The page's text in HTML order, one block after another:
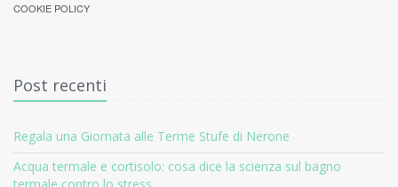
COOKIE POLICY
Post recenti
Regala una Giornata alle Terme Stufe di Nerone
Acqua termale e cortisolo: cosa dice la scienza sul bagno